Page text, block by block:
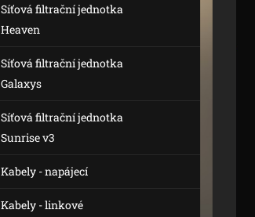
Síťová filtrační jednotka
Heaven
Síťová filtrační jednotka
Galaxys
Síťová filtrační jednotka
Sunrise v3
Kabely - napájecí
Kabely - linkové